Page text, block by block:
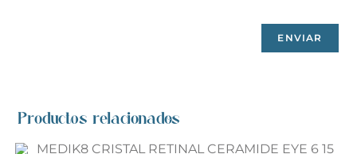
Productos relacionados